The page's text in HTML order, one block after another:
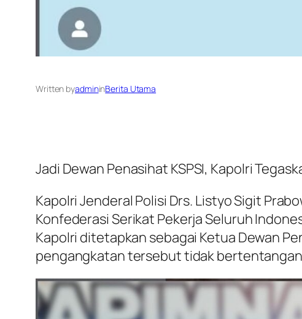
Written byadmininBerita Utama
Jadi Dewan Penasihat KSPSI, Kapolri
Kapolri Jenderal Polisi Drs. Listyo Sigit
Konfederasi Serikat Pekerja Seluruh
Kapolri ditetapkan sebagai Ketua Dewan
pengangkatan tersebut tidak